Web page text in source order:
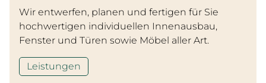
Wir entwerfen, planen und fertigen für Sie
hochwertigen individuellen Innenausbau,
Fenster und Türen sowie Möbel aller Art.
Leistungen